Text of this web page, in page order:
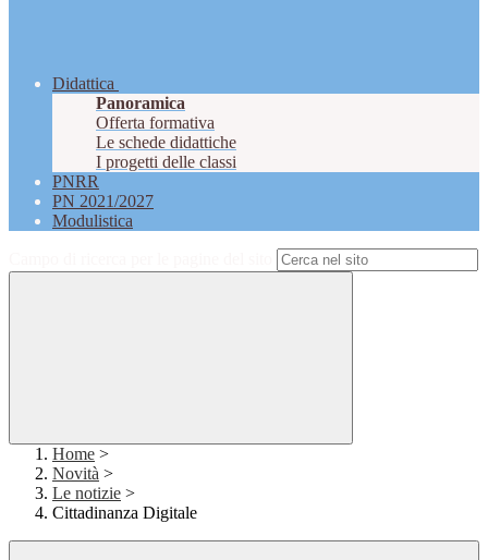
Didattica
Panoramica
Offerta formativa
Le schede didattiche
I progetti delle classi
PNRR
PN 2021/2027
Modulistica
Home >
Novità >
Le notizie >
Cittadinanza Digitale